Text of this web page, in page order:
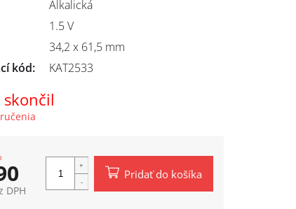
Alkalická
1.5 V
34,2 x 61,5 mm
kód:
KAT2533
DPH
Pridať do košíka